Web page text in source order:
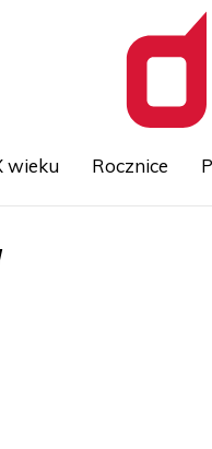
wieku Rocznice